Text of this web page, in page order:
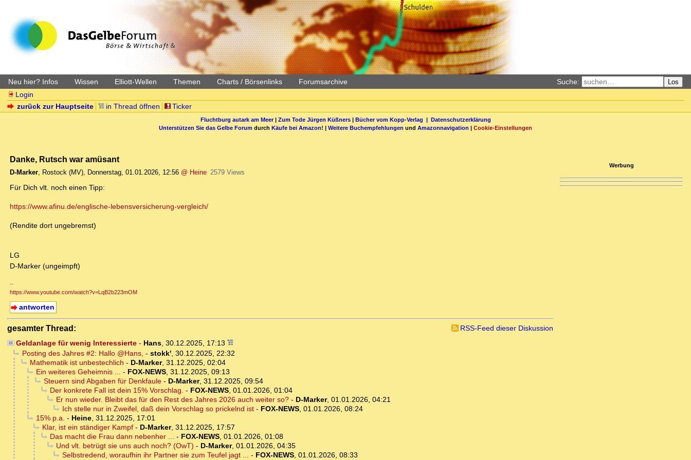
Neu hier? Infos Wissen Elliott-Wellen Themen Charts / Börsenlinks Forumsarchive Suche: Los
Login
zurück zur Hauptseite
in Thread öffnen Ticker
Fluchtburg autark am Meer| Zum Tode Jürgen Küßners| Bücher vom Kopp-Verlag | Datenschutzerklärung
Unterstützen Sie das Gelbe Forum durch Käufe bei Amazon! | Weitere Buchempfehlungen und Amazonnavigation | Cookie-Einstellungen
Danke, Rutsch war amüsant
D-Marker, Rostock (MV), Donnerstag, 01.01.2026, 12:56 @ Heine 2579 Views
Für Dich vlt. noch einen Tipp:
https://www.afinu.de/englische-lebensversicherung-vergleich/
(Rendite dort ungebremst)
LG
D-Marker (ungeimpft)
--
https://www.youtube.com/watch?v=LqB2b223mOM
antworten
gesamter Thread:
RSS-Feed dieser Diskussion
Geldanlage für wenig Interessierte- Hans, 30.12.2025, 17:13
Posting des Jahres #2: Hallo @Hans, - stokk', 30.12.2025, 22:32
Mathematik ist unbestechlich - D-Marker, 31.12.2025, 02:04
Ein weiteres Geheimnis ... - FOX-NEWS, 31.12.2025, 09:13
Steuern sind Abgaben für Denkfaule- D-Marker, 31.12.2025, 09:54
Der konkrete Fall ist dein 15% Vorschlag. - FOX-NEWS, 01.01.2026, 01:04
Er nun wieder. Bleibt das für den Rest des Jahres 2026 auch weiter so?- D-Marker, 01.01.2026, 04:21
Ich stelle nur in Zweifel, daß dein Vorschlag so prickelnd ist- FOX-NEWS, 01.01.2026, 08:24
15% p.a. - Heine, 31.12.2025, 17:01
Klar, ist ein ständiger Kampf- D-Marker, 31.12.2025, 17:57
Das macht die Frau dann nebenher ... - FOX-NEWS, 01.01.2026, 01:08
Und vlt. betrügt sie uns auch noch? (OwT) - D-Marker, 01.01.2026, 04:35
Selbstredend, woraufhin ihr Partner sie zum Teufel jagt ... - FOX-NEWS, 01.01.2026, 08:33
Werbung